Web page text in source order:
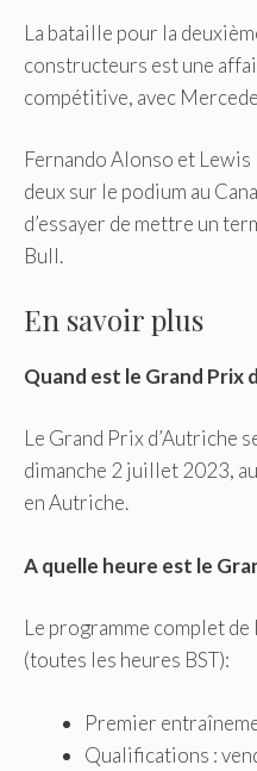
La bataille pour la
constructeurs est une
compétitive, avec
Fernando Alonso et
deux sur le podium au
d’essayer de mettre un
Bull.
En savoir plus
Quand est le Grand Prix
Le Grand Prix d’Autriche
dimanche 2 juillet 2023,
en Autriche.
A quelle heure est le
Le programme complet
(toutes les heures BST):
Premier
Qualifications :